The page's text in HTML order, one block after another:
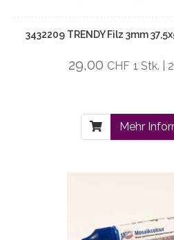
3432209 TRENDY Filz 3mm
29,00 CHF 1 Stk. |
Mehr